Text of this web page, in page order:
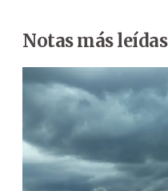
Notas más leídas